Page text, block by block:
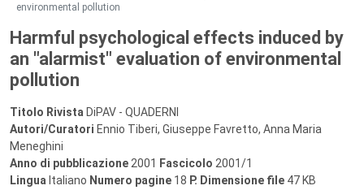
environmental pollution
Harmful psychological effects induced by
an "alarmist" evaluation of environmental
pollution
Titolo Rivista DiPAV - QUADERNI
Autori/Curatori Ennio Tiberi, Giuseppe Favretto, Anna Maria
Meneghini
Anno di pubblicazione 2001 Fascicolo 2001/1
Lingua Italiano Numero pagine 18 P. Dimensione file 47 KB